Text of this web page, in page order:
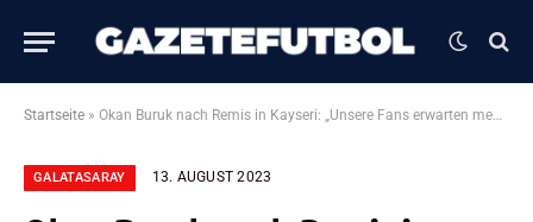
Startseite » Okan Buruk nach Remis in Kayseri: „Unsere Fans erwarten mehr als diese Leistung“
GALATASARAY 13. AUGUST 2023